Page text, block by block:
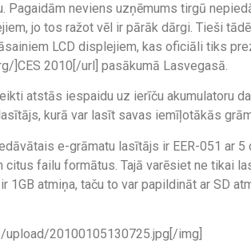
Pagaidām neviens uzņēmums tirgū
jo tos ražot vēl ir pārāk dārgi. Tieši
LCD displejiem, kas oficiāli tiks
]CES 2010[/url] pasākumā Lasvegasā.
atstās iespaidu uz ierīču akumulatoru
kurā var lasīt savas iemīļotākās
e-grāmatu lasītājs ir EER-051 ar 5
citus failu formātus. Tajā varēsiet ne tikai
1GB atmiņa, taču to var papildināt ar SD
20100105130725.jpg[/img]